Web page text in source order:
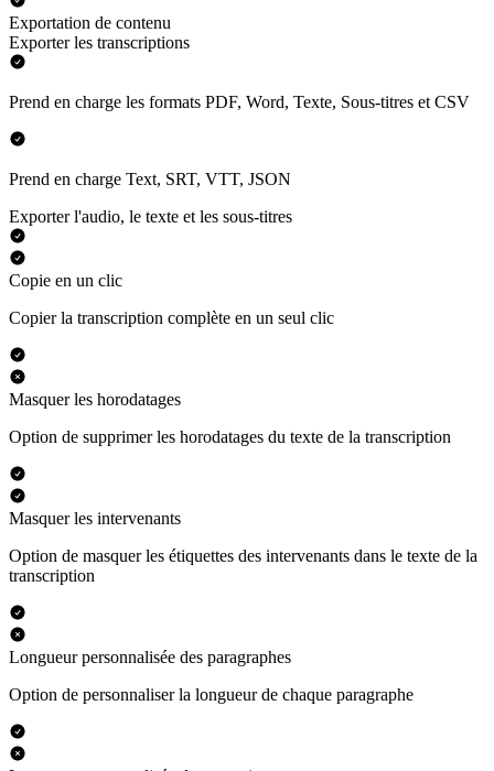
Exportation de contenu
Exporter les transcriptions
Prend en charge les formats PDF, Word, Texte, Sous-titres et CSV
Prend en charge Text, SRT, VTT, JSON
Exporter l'audio, le texte et les sous-titres
Copie en un clic
Copier la transcription complète en un seul clic
Masquer les horodatages
Option de supprimer les horodatages du texte de la transcription
Masquer les intervenants
Option de masquer les étiquettes des intervenants dans le texte de la
transcription
Longueur personnalisée des paragraphes
Option de personnaliser la longueur de chaque paragraphe